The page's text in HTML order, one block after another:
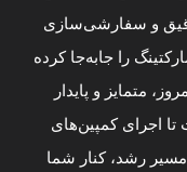
دقیق و سفارشی‌سازی
را جابه‌جا کرده
متمایز و پایدار
اجرای کمپین‌های
مسیر رشد، کنار شما